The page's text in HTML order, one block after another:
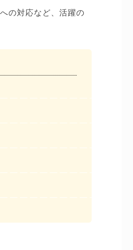
の対応など、活躍の